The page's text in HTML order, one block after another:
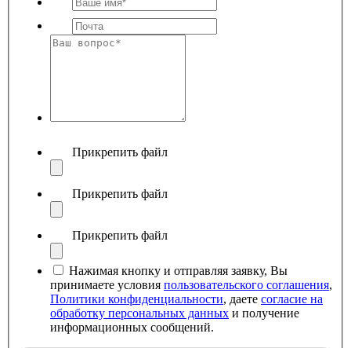
Прикрепить файл
Прикрепить файл
Прикрепить файл
Нажимая кнопку и отправляя заявку, Вы
принимаете условия пользовательского соглашения,
Политики конфиденциальности, даете согласие на
обработку персональных данных и получение
информационных сообщений.